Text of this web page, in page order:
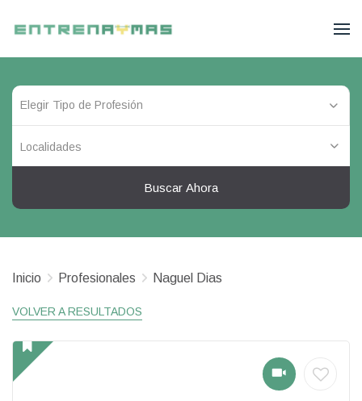
Localidades
Buscar Ahora
Inicio Profesionales Naguel Dias
VOLVER A RESULTADOS